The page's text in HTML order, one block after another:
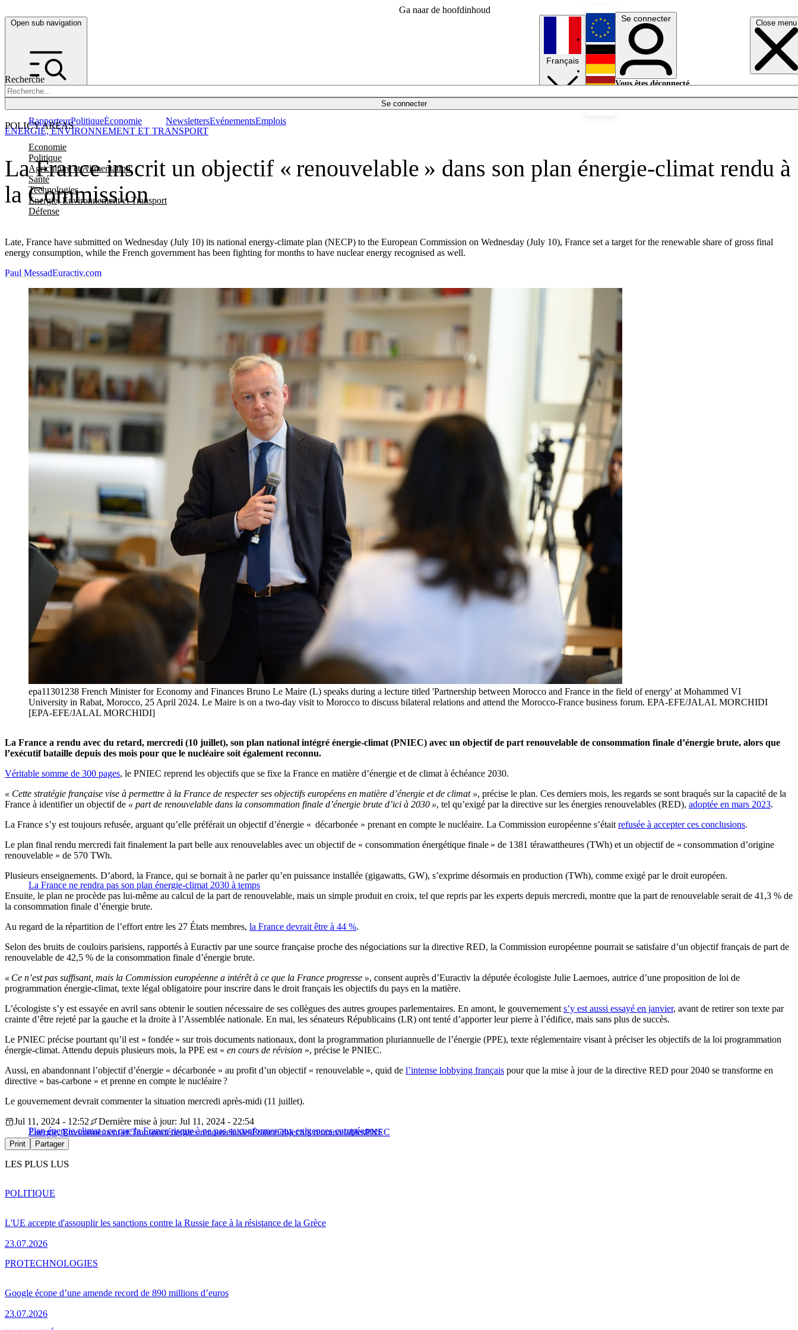
Ga naar de hoofdinhoud
Open sub navigation Close menu
Recherche
Se connecter
POLICY AREAS
Economie
Politique
Agriculture et Alimentation
Santé
Technologies
Energie, Environnement et Transport
Défense
RapporteurPolitiqueÉconomie NewslettersEvénementsEmplois
Français
English
Deutsch
Se connecter
Vous êtes déconnecté.
La France inscrit un objectif « renouvelable » dans son plan énergie-climat rendu à
la Commission
Late, France have submitted on Wednesday (July 10) its national energy-climate plan (NECP) to the European Commission on Wednesday (July 10), France set a target for the renewable share of gross final
energy consumption, while the French government has been fighting for months to have nuclear energy recognised as well.
ENERGIE, ENVIRONNEMENT ET TRANSPORT
Paul MessadEuractiv.com
epa11301238 French Minister for Economy and Finances Bruno Le Maire (L) speaks during a lecture titled 'Partnership between Morocco and France in the field of energy' at Mohammed VI
University in Rabat, Morocco, 25 April 2024. Le Maire is on a two-day visit to Morocco to discuss bilateral relations and attend the Morocco-France business forum. EPA-EFE/JALAL MORCHIDI
[EPA-EFE/JALAL MORCHIDI]
La France a rendu avec du retard, mercredi (10 juillet), son plan national intégré énergie-climat (PNIEC) avec un objectif de part renouvelable de consommation finale d’énergie brute, alors que
l’exécutif bataille depuis des mois pour que le nucléaire soit également reconnu.
Véritable somme de 300 pages, le PNIEC reprend les objectifs que se fixe la France en matière d’énergie et de climat à échéance 2030.
« Cette stratégie française vise à permettre à la France de respecter ses objectifs européens en matière d’énergie et de climat », précise le plan. Ces derniers mois, les regards se sont braqués sur la capacité de la
France à identifier un objectif de « part de renouvelable dans la consommation finale d’énergie brute d’ici à 2030 », tel qu’exigé par la directive sur les énergies renouvelables (RED), adoptée en mars 2023.
La France s’y est toujours refusée, arguant qu’elle préférait un objectif d’énergie « décarbonée » prenant en compte le nucléaire. La Commission européenne s’était refusée à accepter ces conclusions.
Le plan final rendu mercredi fait finalement la part belle aux renouvelables avec un objectif de « consommation énergétique finale » de 1381 térawattheures (TWh) et un objectif de « consommation d’origine
renouvelable » de 570 TWh.
La France ne rendra pas son plan énergie-climat 2030 à temps
Plusieurs enseignements. D’abord, la France, qui se bornait à ne parler qu’en puissance installée (gigawatts, GW), s’exprime désormais en production (TWh), comme exigé par le droit européen.
Ensuite, le plan ne procède pas lui-même au calcul de la part de renouvelable, mais un simple produit en croix, tel que repris par les experts depuis mercredi, montre que la part de renouvelable serait de 41,3 % de
la consommation finale d’énergie brute.
Au regard de la répartition de l’effort entre les 27 États membres, la France devrait être à 44 %.
Selon des bruits de couloirs parisiens, rapportés à Euractiv par une source française proche des négociations sur la directive RED, la Commission européenne pourrait se satisfaire d’un objectif français de part de
renouvelable de 42,5 % de la consommation finale d’énergie brute.
« Ce n’est pas suffisant, mais la Commission européenne a intérêt à ce que la France progresse », consent auprès d’Euractiv la députée écologiste Julie Laernoes, autrice d’une proposition de loi de
programmation énergie-climat, texte légal obligatoire pour inscrire dans le droit français les objectifs du pays en la matière.
L’écologiste s’y est essayée en avril sans obtenir le soutien nécessaire de ses collègues des autres groupes parlementaires. En amont, le gouvernement s’y est aussi essayé en janvier, avant de retirer son texte par
crainte d’être rejeté par la gauche et la droite à l’Assemblée nationale. En mai, les sénateurs Républicains (LR) ont tenté d’apporter leur pierre à l’édifice, mais sans plus de succès.
Le PNIEC précise pourtant qu’il est « fondée » sur trois documents nationaux, dont la programmation pluriannuelle de l’énergie (PPE), texte réglementaire visant à préciser les objectifs de la loi programmation
énergie-climat. Attendu depuis plusieurs mois, la PPE est « en cours de révision », précise le PNIEC.
Aussi, en abandonnant l’objectif d’énergie « décarbonée » au profit d’un objectif « renouvelable », quid de l’intense lobbying français pour que la mise à jour de la directive RED pour 2040 se transforme en
directive « bas-carbone » et prenne en compte le nucléaire ?
Le gouvernement devrait commenter la situation mercredi après-midi (11 juillet).
Plan énergie-climat : ce que la France risque à ne pas se conformer aux exigences européennes
Jul 11, 2024 - 12:52
Dernière mise à jour: Jul 11, 2024 - 22:54
Energie, Environnement et Transporténergies renouvelablesFranceObjectifs renouvelablesPNEC
Print Partager
LES PLUS LUS
L'UE accepte d'assouplir les sanctions contre la Russie face à la résistance de la Grèce
23.07.2026
POLITIQUE
Google écope d’une amende record de 890 millions d’euros
23.07.2026
PROTECHNOLOGIES